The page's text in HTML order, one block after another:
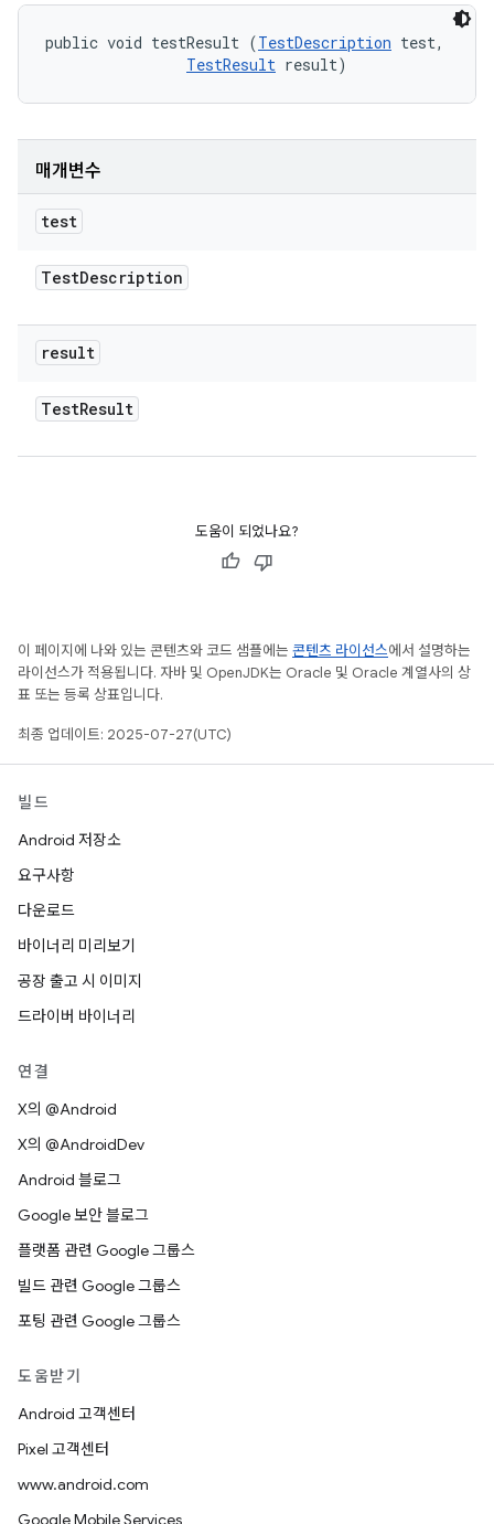
public void testResult (TestDescription test,
TestResult result)
매개변수
test
TestDescription
result
TestResult
도움이 되었나요?
이 페이지에 나와 있는 콘텐츠와 코드 샘플에는 콘텐츠 라이선스에서 설명하는
라이선스가 적용됩니다. 자바 및 OpenJDK는 Oracle 및 Oracle 계열사의 상
표 또는 등록 상표입니다.
최종 업데이트: 2025-07-27(UTC)
빌드
Android 저장소
요구사항
다운로드
바이너리 미리보기
공장 출고 시 이미지
드라이버 바이너리
연결
X의 @Android
X의 @AndroidDev
Android 블로그
Google 보안 블로그
플랫폼 관련 Google 그룹스
빌드 관련 Google 그룹스
포팅 관련 Google 그룹스
도움받기
Android 고객센터
Pixel 고객센터
www.android.com
Google Mobile Services